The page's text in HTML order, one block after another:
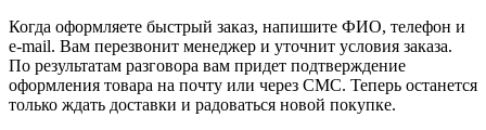
Когда оформляете быстрый заказ, напишите ФИО, телефон и
e-mail. Вам перезвонит менеджер и уточнит условия заказа.
По результатам разговора вам придет подтверждение
оформления товара на почту или через СМС. Теперь останется
только ждать доставки и радоваться новой покупке.